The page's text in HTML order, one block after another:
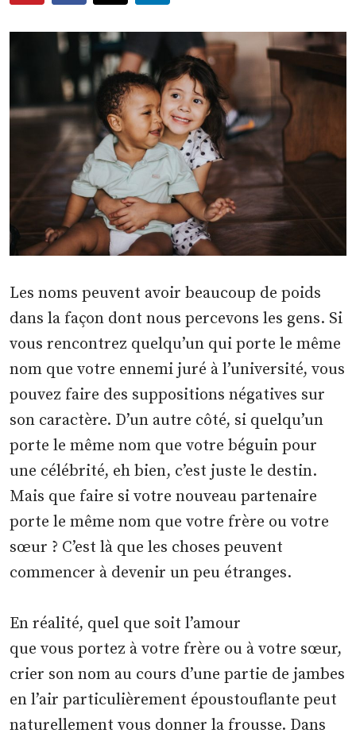
Les noms peuvent avoir beaucoup de poids
dans la façon dont nous percevons les gens. Si
vous rencontrez quelqu’un qui porte le même
nom que votre ennemi juré à l’université, vous
pouvez faire des suppositions négatives sur
son caractère. D’un autre côté, si quelqu’un
porte le même nom que votre béguin pour
une célébrité, eh bien, c’est juste le destin.
Mais que faire si votre nouveau partenaire
porte le même nom que votre frère ou votre
sœur ? C’est là que les choses peuvent
commencer à devenir un peu étranges.
En réalité, quel que soit l’amour
que vous portez à votre frère ou à votre sœur,
crier son nom au cours d’une partie de jambes
en l’air particulièrement époustouflante peut
naturellement vous donner la frousse. Dans